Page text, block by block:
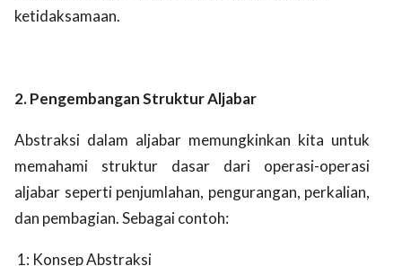
ketidaksamaan.
2. Pengembangan Struktur Aljabar
Abstraksi dalam aljabar memungkinkan kita untuk
memahami struktur dasar dari operasi-operasi
aljabar seperti penjumlahan, pengurangan, perkalian,
dan pembagian. Sebagai contoh:
1: Konsep Abstraksi